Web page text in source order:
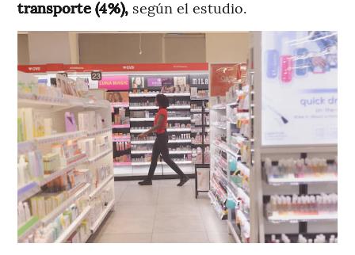
transporte (4%), según el estudio.